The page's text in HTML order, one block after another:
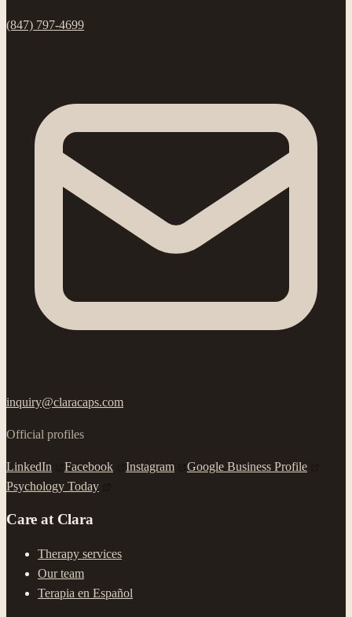
(847) 797-4699
inquiry@claracaps.com
Official profiles
LinkedIn Facebook Instagram
Google Business Profile
Psychology Today
Care at Clara
Therapy services
Our team
Terapia en Español